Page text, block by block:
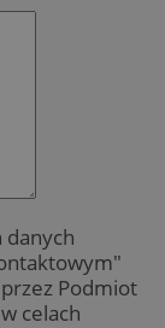
danych
Podmiot
celach